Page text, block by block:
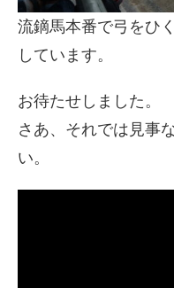
流鏑馬本番で弓をひ
しています。
お待たせしました。
さあ、それでは見事
い。